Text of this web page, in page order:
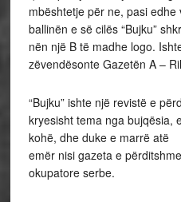
mbështetje për ne, pasi
ballinën e së cilës “Bujku”
nën një B të madhe logo.
zëvendësonte Gazetën A –
“Bujku” ishte një revistë e
kryesisht tema nga bujqësia,
kohë, dhe duke e marrë atë
emër nisi gazeta e
okupatore serbe.